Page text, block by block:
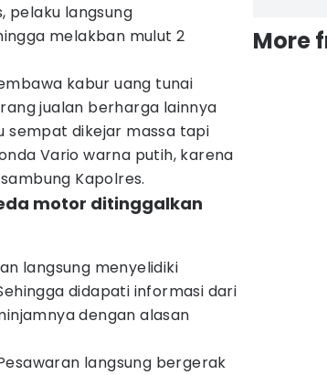
pelaku langsung
melakban mulut 2
kabur uang tunai
jualan berharga lainnya
sempat dikejar massa tapi
Vario warna putih, karena
Kapolres.
motor ditinggalkan
langsung menyelidiki
didapati informasi dari
dengan alasan
langsung bergerak
More